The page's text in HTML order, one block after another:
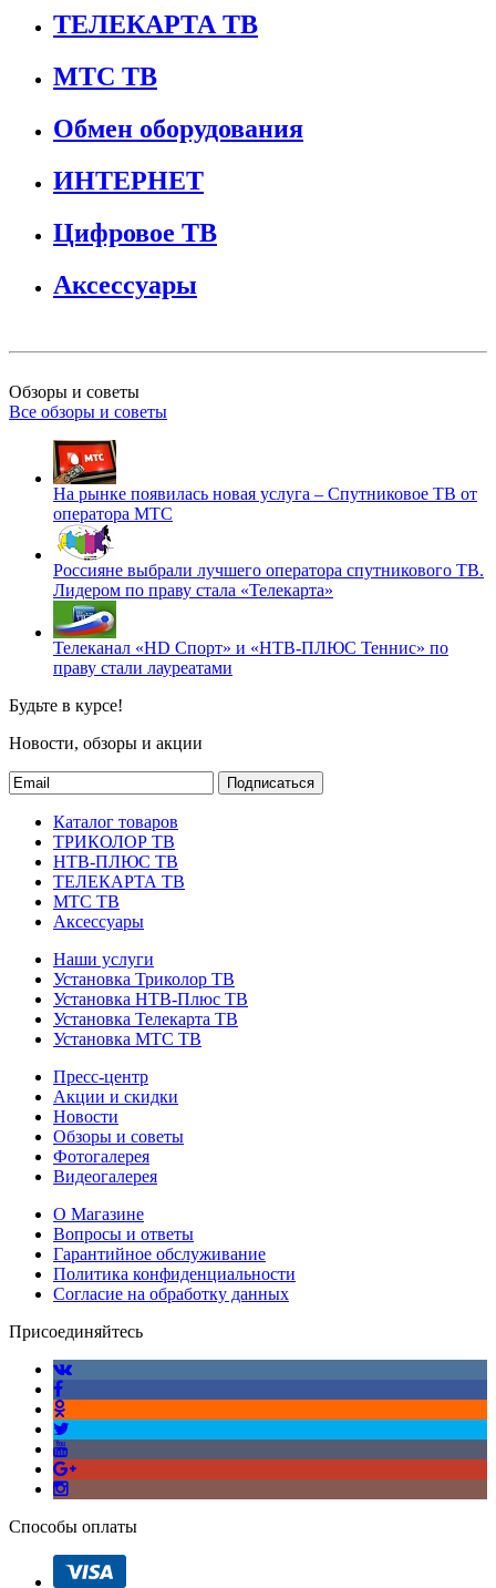
ТЕЛЕКАРТА ТВ
МТС ТВ
Обмен оборудования
ИНТЕРНЕТ
Цифровое ТВ
Аксессуары
Обзоры и советы
Все обзоры и советы
На рынке появилась новая услуга – Спутниковое ТВ от
оператора МТС
Россияне выбрали лучшего оператора спутникового ТВ.
Лидером по праву стала «Телекарта»
Телеканал «HD Спорт» и «НТВ-ПЛЮС Теннис» по
праву стали лауреатами
Будьте в курсе!
Новости, обзоры и акции
Подписаться
Каталог товаров
ТРИКОЛОР ТВ
НТВ-ПЛЮС ТВ
ТЕЛЕКАРТА ТВ
МТС ТВ
Аксессуары
Наши услуги
Установка Триколор ТВ
Установка НТВ-Плюс ТВ
Установка Телекарта ТВ
Установка МТС ТВ
Пресс-центр
Акции и скидки
Новости
Обзоры и советы
Фотогалерея
Видеогалерея
О Магазине
Вопросы и ответы
Гарантийное обслуживание
Политика конфиденциальности
Согласие на обработку данных
Присоединяйтесь
Способы оплаты